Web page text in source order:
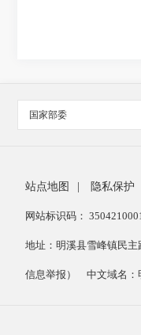
国家部委
站点地图 隐私保护
网站标识码：
地址：明溪县雪峰镇民主
信息举报） 中文域名：